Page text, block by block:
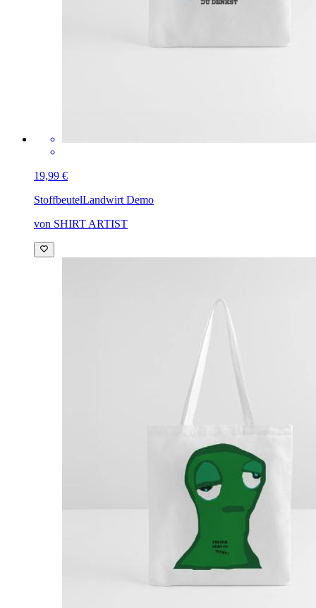
19,99 €
StoffbeutelLandwirt Demo
von SHIRT ARTIST